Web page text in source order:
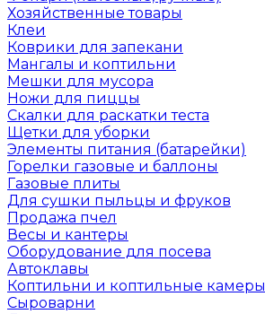
Хозяйственные товары
Клеи
Коврики для запекани
Мангалы и коптильни
Мешки для мусора
Ножи для пиццы
Скалки для раскатки теста
Щетки для уборки
Элементы питания (батарейки)
Горелки газовые и баллоны
Газовые плиты
Для сушки пыльцы и фруков
Продажа пчел
Весы и кантеры
Оборудование для посева
Автоклавы
Коптильни и коптильные камеры
Сыроварни